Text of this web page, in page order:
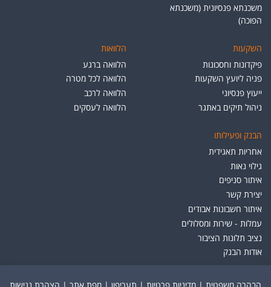
משכנתא פנסיונית (משכנתא
הפוכה)
השקעות
פיקדונות וחסכונות
פניה ליועץ השקעות
ייעוץ פנסיוני
ניהול תיקים באתגר
הלוואות
הלוואה ברגע
הלוואה לכל מטרה
הלוואה לרכב
הלוואה לעסקים
הבנק ופעילותו
אחריות תאגידית
גילוי נאות
איתור סניפים
יצירת קשר
איתור חשבונות אבודים
עמלות - שירות ומסלולים
נציב תלונות הציבור
אודות הבנק